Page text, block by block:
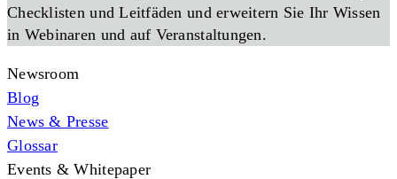
Checklisten und Leitfäden und erweitern Sie Ihr Wissen
in Webinaren und auf Veranstaltungen.
Newsroom
Blog
News & Presse
Glossar
Events & Whitepaper